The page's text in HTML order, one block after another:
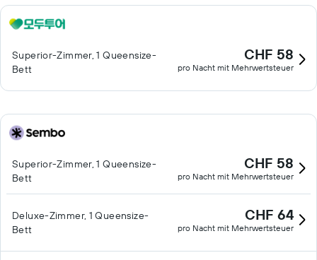
Superior-Zimmer, 1 Queensize-
Bett
CHF 58
pro Nacht mit Mehrwertsteuer
Superior-Zimmer, 1 Queensize-
Bett
CHF 58
pro Nacht mit Mehrwertsteuer
Deluxe-Zimmer, 1 Queensize-
Bett
CHF 64
pro Nacht mit Mehrwertsteuer